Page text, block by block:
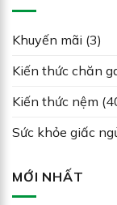
Khuyến mãi (3)
Kiến thức chăn
Kiến thức nệm
Sức khỏe giấc
MỚI NHẤT